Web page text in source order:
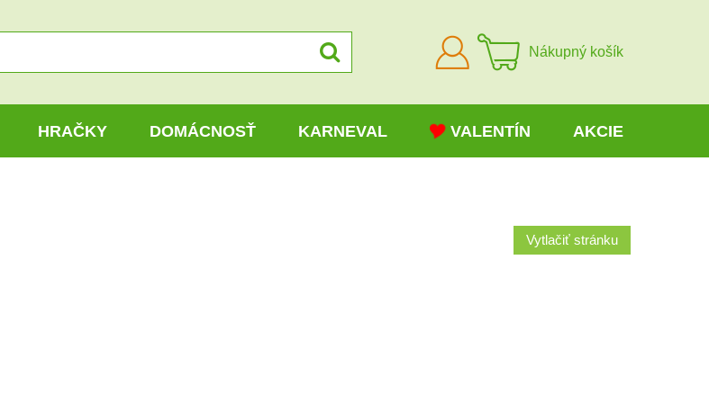
Prihlásiť
sa
Nákupný košík
HRAČKY DOMÁCNOSŤ KARNEVAL VALENTÍN AKCIE
Vytlačiť stránku